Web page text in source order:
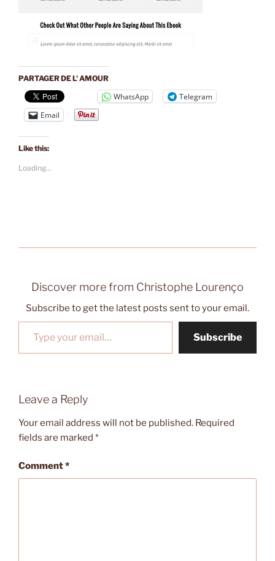
PARTAGER DE L' AMOUR
WhatsApp
Telegram
Email
Like this:
Loading...
Discover more from Christophe Lourenço
Subscribe to get the latest posts sent to your email.
Type your email…
Subscribe
Leave a Reply
Your email address will not be published. Required
fields are marked *
Comment*